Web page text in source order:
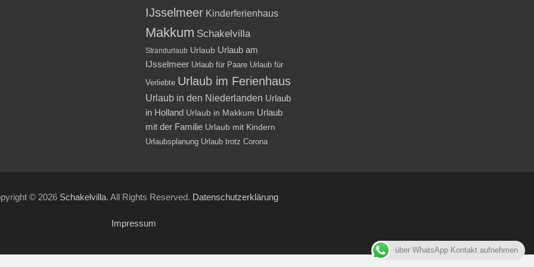
IJsselmeer Kinderferienhaus
Makkum Schakelvilla
Strandurlaub Urlaub Urlaub am
IJsselmeer Urlaub für Paare Urlaub für
Verliebte Urlaub im Ferienhaus
Urlaub in den Niederlanden Urlaub
in Holland Urlaub in Makkum Urlaub
mit der Familie Urlaub mit Kindern
Urlaubsplanung Urlaub trotz Corona
© 2026 Schakelvilla. All Rights Reserved. Datenschutzerklärung
Impressum
über WhatsApp Kontakt aufnehmen